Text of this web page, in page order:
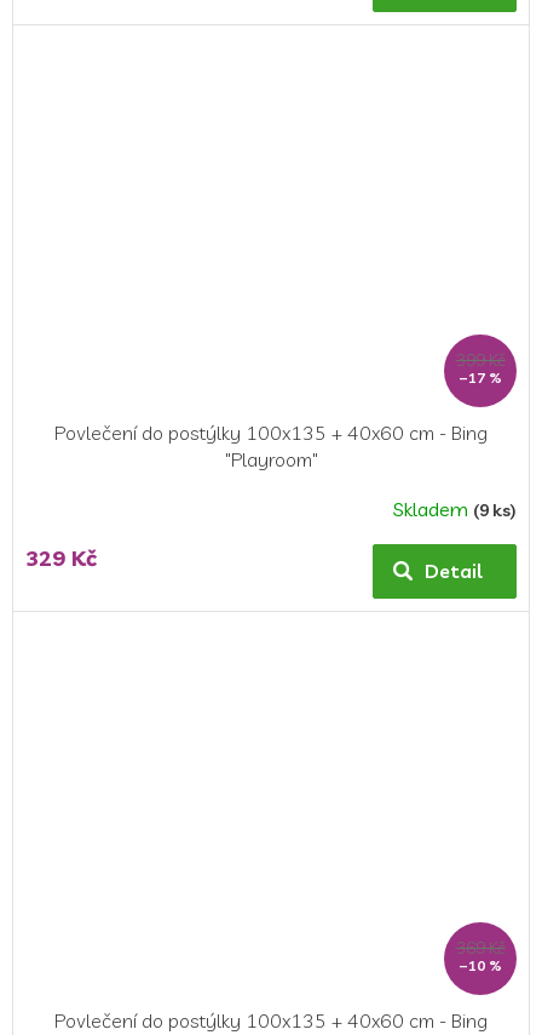
399 Kč
–17 %
Povlečení do postýlky 100x135 + 40x60 cm - Bing
"Playroom"
Skladem (9 ks)
329 Kč Detail
369 Kč
–10 %
Povlečení do postýlky 100x135 + 40x60 cm - Bing